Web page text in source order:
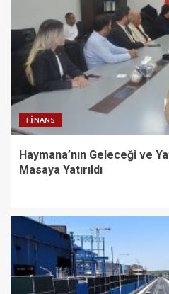
FINANS
Haymana’nın Geleceği ve
Masaya Yatırıldı